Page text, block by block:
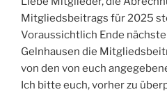
Mitgliedsbeitrags für 2025
Voraussichtlich Ende
Gelnhausen die
von den von euch
Ich bitte euch, vorher zu